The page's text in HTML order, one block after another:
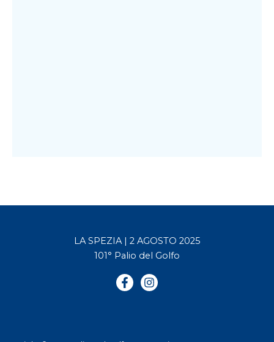
LA SPEZIA | 2 AGOSTO 2025
101° Palio del Golfo